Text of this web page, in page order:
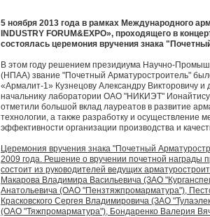
5 ноября 2013 года в рамках Международного
INDUSTRY FORUM&EXPO», проходящего в
состоялась церемония вручения знака
В этом году решением президиума Научно-
(НПАА) звание "Почетный Арматуростроитель"
«Армалит-1» Кузнецову Александру Викторовичу и
начальнику лаборатории ОАО "НИКИЭТ"
отметили большой вклад лауреатов в развитие
технологии, а также разработку и
эффективности организации производства и
Церемония вручения знака "Почетный
2009 года. Решение о вручении почетной
состоит из руководителей ведущих
Макарова Владимира Васильевича (ЗАО
Анатольевича (ОАО "Пензтяжпромарматура"),
Красковского Сергея Владимировича (ЗАО
(ОАО "Тяжпромарматура"), Бондаренко Валерия